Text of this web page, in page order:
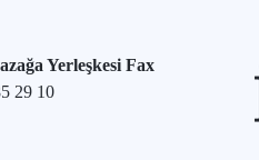
Yerleşkesi Fax
29 10